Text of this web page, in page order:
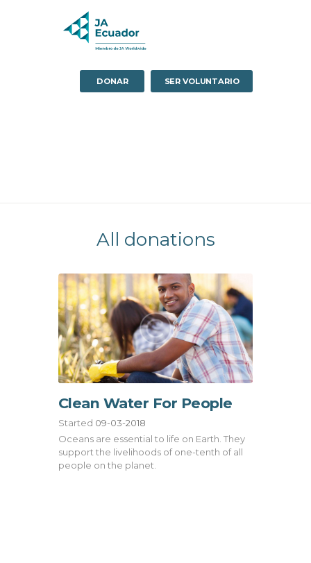
DONAR SER VOLUNTARIO
All donations
Clean Water For People
Started 09-03-2018
Oceans are essential to life on Earth. They
support the livelihoods of one-tenth of all
people on the planet.